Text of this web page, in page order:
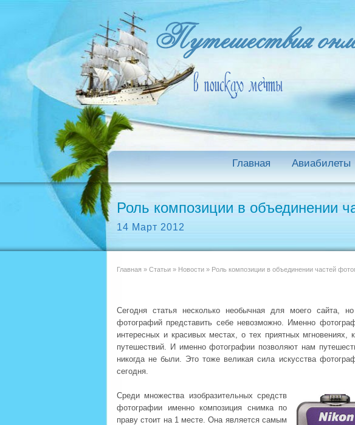
Главная Авиабилеты
Роль композиции в объединении
14 Март 2012
Главная » Статьи » Новости » Роль композиции в объединении частей
Сегодня статья несколько необычная для моего сайта,
фотографий представить себе невозможно. Именно
интересных и красивых местах, о тех приятных
путешествий. И именно фотографии позволяют нам
никогда не были. Это тоже великая сила искусства
сегодня.
Среди множества изобразительных средств
фотографии именно композиция снимка по
праву стоит на 1 месте. Она является самым